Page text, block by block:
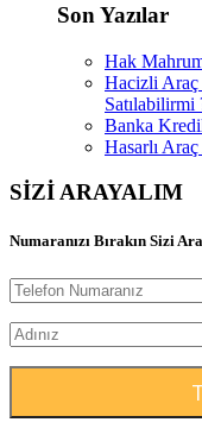
Son Yazılar
Hak
Hacizli Araç
Satılabilirmi
Banka
Hasarlı
SİZİ ARAYALIM
Numaranızı Bırakın Sizi